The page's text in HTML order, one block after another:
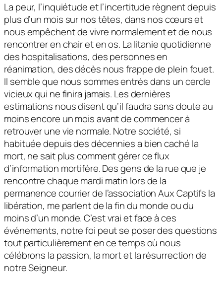
La peur, l’inquiétude et l’incertitude règnent depuis
plus d’un mois sur nos têtes, dans nos cœurs et
nous empêchent de vivre normalement et de nous
rencontrer en chair et en os. La litanie quotidienne
des hospitalisations, des personnes en
réanimation, des décès nous frappe de plein fouet.
Il semble que nous sommes entrés dans un cercle
vicieux qui ne finira jamais. Les dernières
estimations nous disent qu’il faudra sans doute au
moins encore un mois avant de commencer à
retrouver une vie normale. Notre société, si
habituée depuis des décennies a bien caché la
mort, ne sait plus comment gérer ce flux
d’information mortifère. Des gens de la rue que je
rencontre chaque mardi matin lors de la
permanence courrier de l’association Aux Captifs la
libération, me parlent de la fin du monde ou du
moins d’un monde. C’est vrai et face à ces
événements, notre foi peut se poser des questions
tout particulièrement en ce temps où nous
célébrons la passion, la mort et la résurrection de
notre Seigneur.